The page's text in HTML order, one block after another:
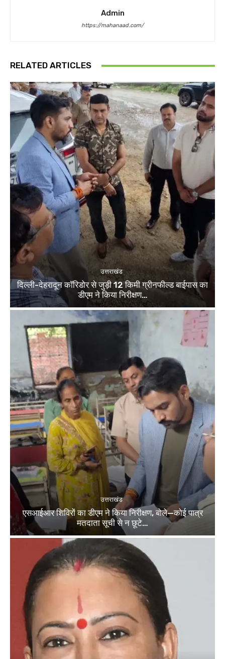
Admin
https://mahanaad.com/
RELATED ARTICLES
उत्तराखंड
दिल्ली-देहरादून कॉरिडोर से जुड़ी 12 किमी ग्रीनफील्ड बाईपास का
डीएम ने किया निरीक्षण…
उत्तराखंड
एसआईआर शिविरों का डीएम ने किया निरीक्षण, बोले—कोई पात्र
मतदाता सूची से न छूटे…